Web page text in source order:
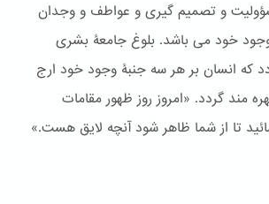
و تصمیم گیری و عواطف و وجدان
خود می باشد. بلوغ جامعۀ بشری
که انسان بر هر سه جنبۀ وجود خود ارج
مند گردد. «امروز روز ظهور مقامات
تا از شما ظاهر شود آنچه لايق هست.»